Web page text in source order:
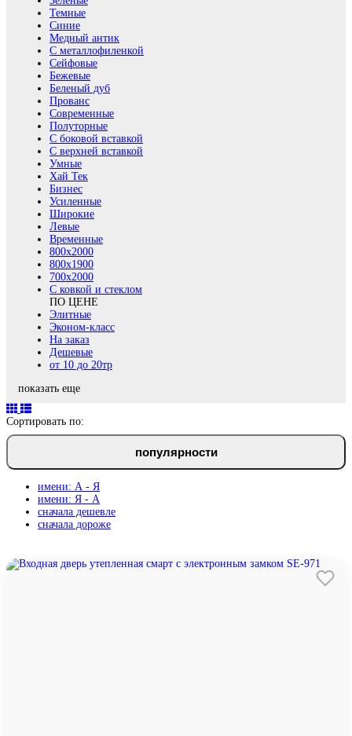
Темные
Синие
Медный антик
С металлофиленкой
Сейфовые
Бежевые
Беленый дуб
Прованс
Современные
Полуторные
С боковой вставкой
С верхней вставкой
Умные
Хай Тек
Бизнес
Усиленные
Широкие
Левые
Временные
800х2000
800x1900
700x2000
С ковкой и стеклом
ПО ЦЕНЕ
Элитные
Эконом-класс
На заказ
Дешевые
от 10 до 20тр
показать еще
Сортировать по:
популярности
имени: А - Я
имени: Я - А
сначала дешевле
сначала дороже